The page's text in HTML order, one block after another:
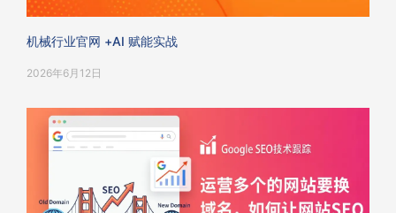
机械行业官网 +AI 赋能实战
2026年6月12日